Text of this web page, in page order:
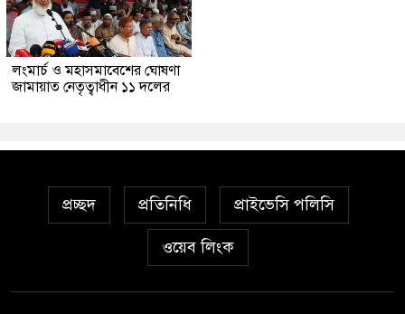
লংমার্চ ও মহাসমাবেশের ঘোষণা
জামায়াত নেতৃত্বাধীন ১১ দলের
প্রচ্ছদ প্রতিনিধি প্রাইভেসি পলিসি
ওয়েব লিংক